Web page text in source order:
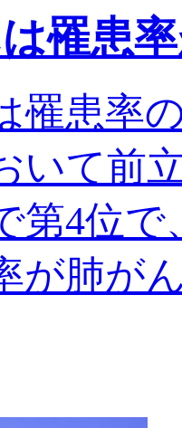
罹患
罹患率
いて前
第4位で
が肺が